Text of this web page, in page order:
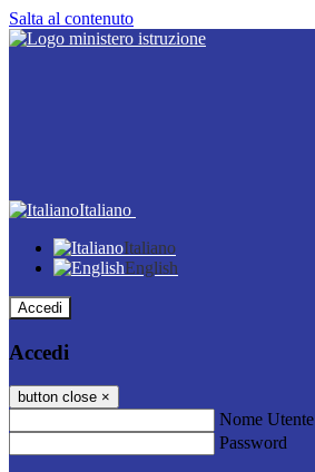
Salta al contenuto
Italiano
Italiano
English
Accedi
Accedi
button close ×
Nome Utente
Password